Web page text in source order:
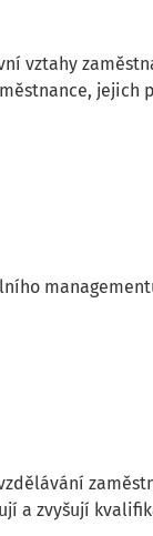
vztahy
jejich
a zvyšují